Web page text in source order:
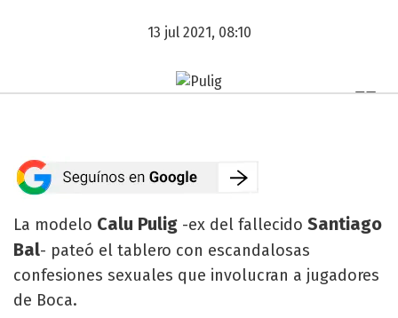
13 jul 2021, 08:10
La modelo Calu Pulig -ex del fallecido Santiago
Bal- pateó el tablero con escandalosas
confesiones sexuales que involucran a jugadores
de Boca.